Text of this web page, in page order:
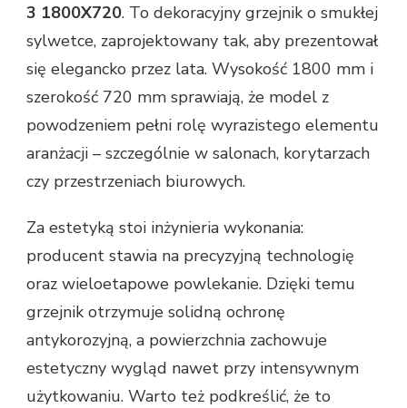
3 1800X720. To dekoracyjny grzejnik o smukłej
sylwetce, zaprojektowany tak, aby prezentował
się elegancko przez lata. Wysokość 1800 mm i
szerokość 720 mm sprawiają, że model z
powodzeniem pełni rolę wyrazistego elementu
aranżacji – szczególnie w salonach, korytarzach
czy przestrzeniach biurowych.
Za estetyką stoi inżynieria wykonania:
producent stawia na precyzyjną technologię
oraz wieloetapowe powlekanie. Dzięki temu
grzejnik otrzymuje solidną ochronę
antykorozyjną, a powierzchnia zachowuje
estetyczny wygląd nawet przy intensywnym
użytkowaniu. Warto też podkreślić, że to